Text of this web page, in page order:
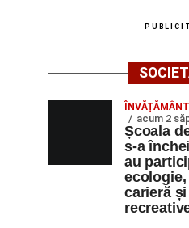
acum 2
Școala
s-a
au
carieră